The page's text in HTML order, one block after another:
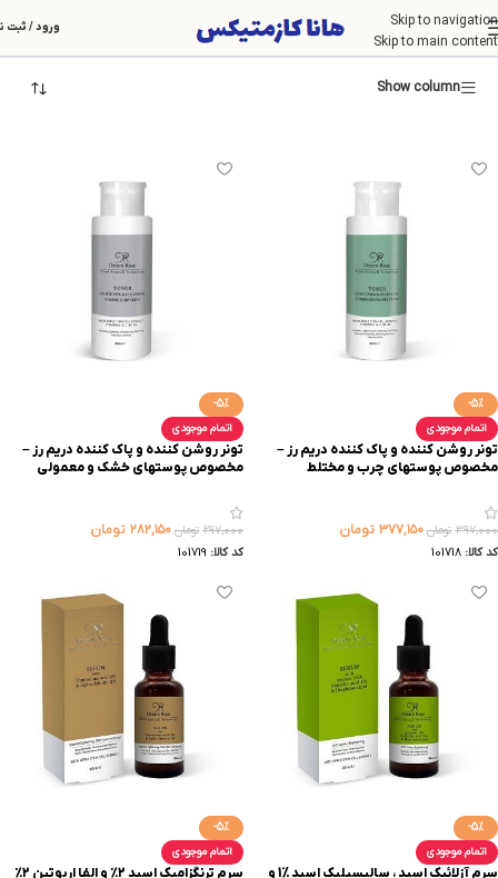
Skip to navigation
Skip to main content
ورود / ثبت دریم رز
Show column
-5%
اتمام موجودی
تونر روشن کننده و پاک کننده دریم رز –
مخصوص پوستهای چرب و مختلط
۳۹۷,۰۰۰ تومان ۳۷۷,۱۵۰ تومان
کد کالا: 101718
-5%
اتمام موجودی
تونر روشن کننده و پاک کننده دریم رز –
مخصوص پوستهای خشک و معمولی
۲۹۷,۰۰۰ تومان ۲۸۲,۱۵۰ تومان
کد کالا: 101719
-5%
اتمام موجودی
سرم آزلائیک اسید ، سالیسیلیک اسید %1 و
-5%
اتمام موجودی
سرم ترنگزامیک اسید ۲٪ و الفا اربوتین ۲٪